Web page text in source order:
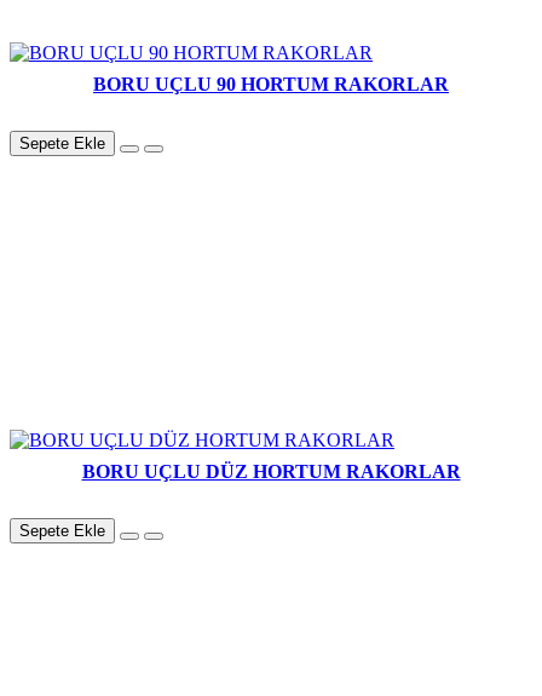
BORU UÇLU 90 HORTUM RAKORLAR
Sepete Ekle
BORU UÇLU DÜZ HORTUM RAKORLAR
Sepete Ekle